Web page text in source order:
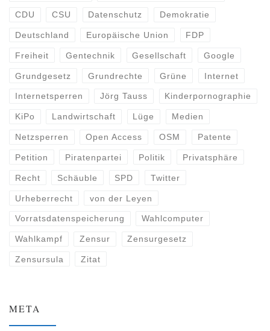
CDU CSU Datenschutz Demokratie
Deutschland Europäische Union FDP
Freiheit Gentechnik Gesellschaft Google
Grundgesetz Grundrechte Grüne Internet
Internetsperren Jörg Tauss Kinderpornographie
KiPo Landwirtschaft Lüge Medien
Netzsperren Open Access OSM Patente
Petition Piratenpartei Politik Privatsphäre
Recht Schäuble SPD Twitter
Urheberrecht von der Leyen
Vorratsdatenspeicherung Wahlcomputer
Wahlkampf Zensur Zensurgesetz
Zensursula Zitat
META